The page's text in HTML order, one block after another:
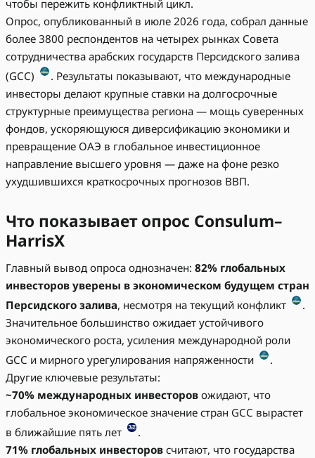
чтобы пережить конфликтный цикл.
Опрос, опубликованный в июле 2026 года, собрал данные
более 3800 респондентов на четырех рынках Совета
сотрудничества арабских государств Персидского залива
(GCC)
. Результаты показывают, что международные
инвесторы делают крупные ставки на долгосрочные
структурные преимущества региона — мощь суверенных
фондов, ускоряющуюся диверсификацию экономики и
превращение ОАЭ в глобальное инвестиционное
направление высшего уровня — даже на фоне резко
ухудшившихся краткосрочных прогнозов ВВП.
Что показывает опрос Consulum–
HarrisX
Главный вывод опроса однозначен: 82% глобальных
инвесторов уверены в экономическом будущем стран
Персидского залива, несмотря на текущий конфликт
.
Значительное большинство ожидает устойчивого
экономического роста, усиления международной роли
GCC и мирного урегулирования напряженности
.
Другие ключевые результаты:
~70% международных инвесторов ожидают, что
глобальное экономическое значение стран GCC вырастет
в ближайшие пять лет
.
71% глобальных инвесторов считают, что государства